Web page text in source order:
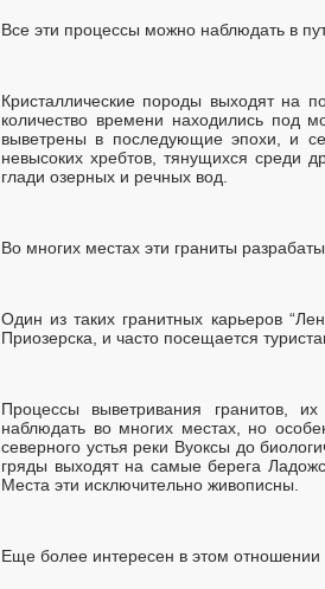
Все эти процессы можно наблюдать в
Кристаллические породы выходят на
количество времени находились под
выветрены в последующие эпохи, и
невысоких хребтов, тянущихся среди
глади озерных и речных вод.
Во многих местах эти граниты
Один из таких гранитных карьеров
Приозерска, и часто посещается
Процессы выветривания гранитов,
наблюдать во многих местах, но
северного устья реки Вуоксы до
гряды выходят на самые берега
Места эти исключительно живописны.
Еще более интересен в этом